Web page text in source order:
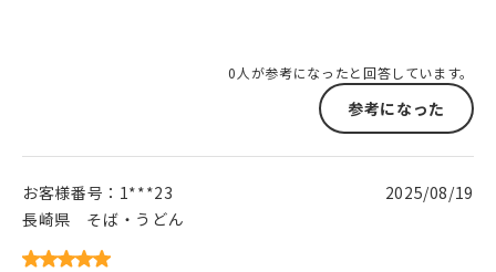
0人が参考になったと回答しています。
参考になった
お客様番号： 1***23
長崎県
そば・うどん
2025/08/19